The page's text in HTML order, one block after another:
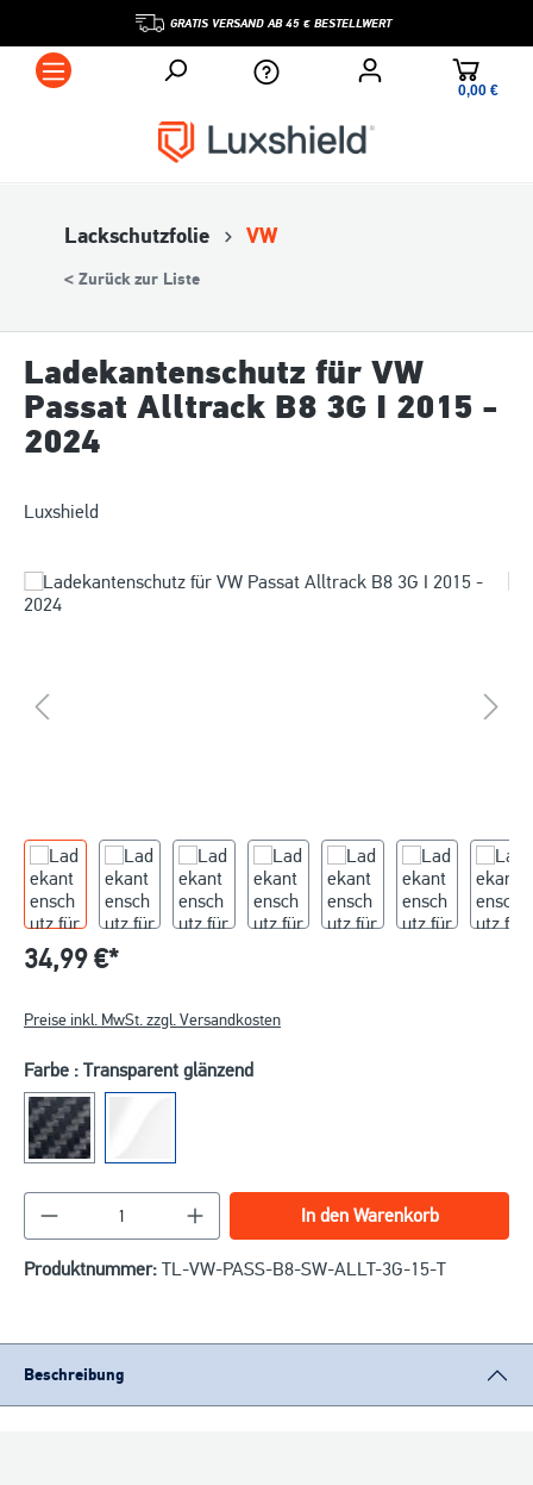
GRATIS VERSAND AB 45 € BESTELLWERT
0,00 €*
Lackschutzfolie VW
< Zurück zur Liste
Ladekantenschutz für VW
Passat Alltrack B8 3G I 2015 -
2024
Luxshield
34,99 €*
Preise inkl. MwSt. zzgl. Versandkosten
Farbe : Transparent glänzend
Produkt Anzahl: Gib den gewünschten Wert
In den Warenkorb
Produktnummer: TL-VW-PASS-B8-SW-ALLT-3G-15-T
Beschreibung